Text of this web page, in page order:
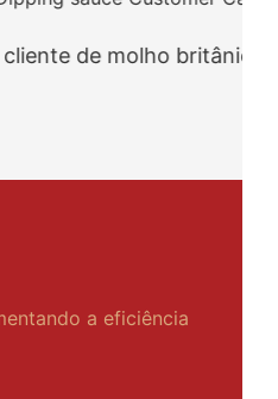
de molho britânico
a eficiência